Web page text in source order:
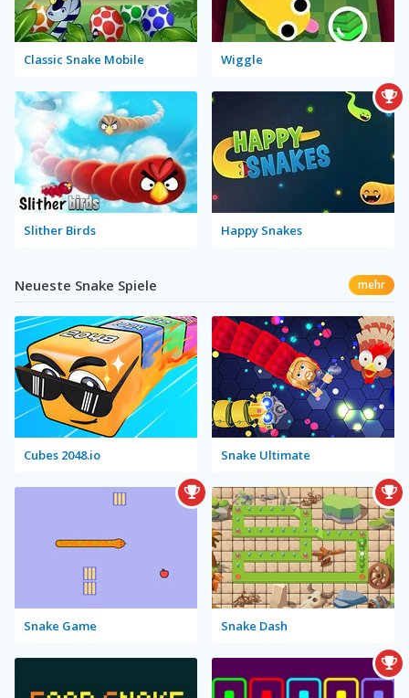
Classic Snake Mobile Wiggle
Slither Birds Happy Snakes
Neueste Snake Spiele mehr
Cubes 2048.io Snake Ultimate
Snake Game Snake Dash